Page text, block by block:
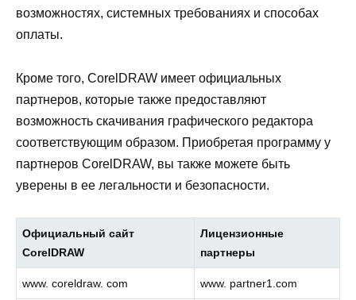
возможностях, системных требованиях и способах
оплаты.
Кроме того, CorelDRAW имеет официальных
партнеров, которые также предоставляют
возможность скачивания графического редактора
соответствующим образом. Приобретая программу у
партнеров CorelDRAW, вы также можете быть
уверены в ее легальности и безопасности.
Официальный сайт
CorelDRAW
Лицензионные
партнеры
www. coreldraw. com www. partner1.com